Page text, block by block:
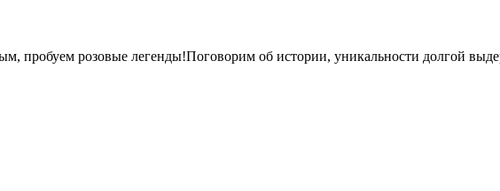
пробуем розовые легенды!Поговорим об истории, уникальности долгой